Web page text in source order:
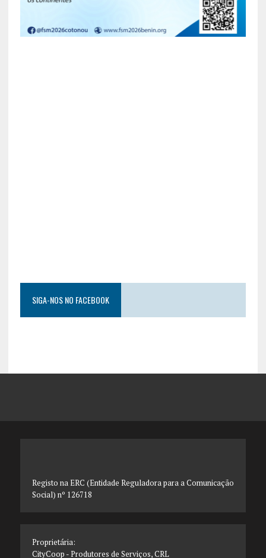
SIGA-NOS NO FACEBOOK
Registo na ERC (Entidade Reguladora para a Comunicação
Social) nº 126718
Proprietária:
CityCoop - Produtores de Serviços, CRL